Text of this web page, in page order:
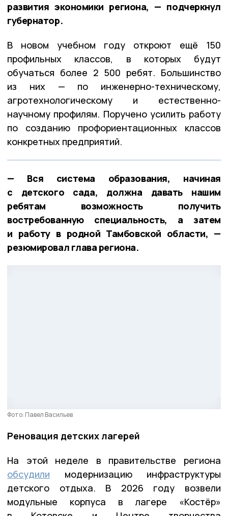
развития экономики региона, — подчеркнул
губернатор.
В новом учебном году откроют ещё 150
профильных классов, в которых будут
обучаться более 2 500 ребят. Большинство
из них — по инженерно-техническому,
агротехнологическому и естественно-
научному профилям. Поручено усилить работу
по созданию профориентационных классов
конкретных предприятий.
— Вся система образования, начиная
с детского сада, должна давать нашим
ребятам возможность получить
востребованную специальность, а затем
и работу в родной Тамбовской области, —
резюмировал глава региона.
Фото: Павел Васильев
Реновация детских лагерей
На этой неделе в правительстве региона
обсудили модернизацию инфраструктуры
детского отдыха. В 2026 году возвели
модульные корпуса в лагере «Костёр»